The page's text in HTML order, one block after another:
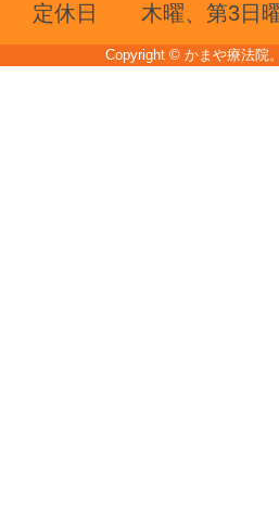
定休日
木曜、第3日
Copyright © かまや療法院